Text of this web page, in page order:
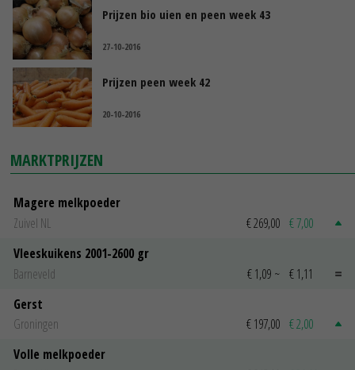
Prijzen bio uien en peen week 43
27-10-2016
Prijzen peen week 42
20-10-2016
MARKTPRIJZEN
Magere melkpoeder
Zuivel NL
€ 269,00 € 7,00
Vleeskuikens 2001-2600 gr
Barneveld
€ 1,09 ~ € 1,11
Gerst
Groningen
€ 197,00 € 2,00
Volle melkpoeder